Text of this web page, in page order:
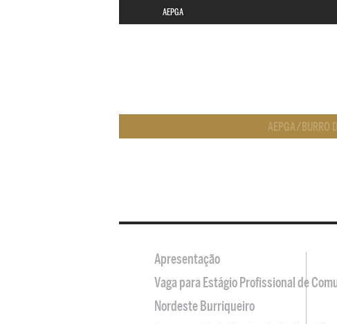
AEPGA
AEPGA/ BURRO
Apresentação
Vaga para Estágio Profissional de
Nordeste Burriqueiro